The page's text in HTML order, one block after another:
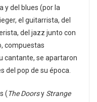
y del blues (por la
el guitarrista, del
del jazz junto con
compuestas
cantante, se apartaron
del pop de su época.
(The Doorsy Strange